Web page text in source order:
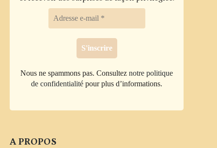
Nous ne spammons pas. Consulteznotre politique
de confidentialité pour plus d’informations.
A PROPOS